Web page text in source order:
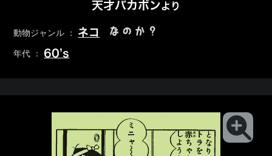
天才バカボンより
動物ジャンル ： ネコ なのか？
年代 ： 60’s